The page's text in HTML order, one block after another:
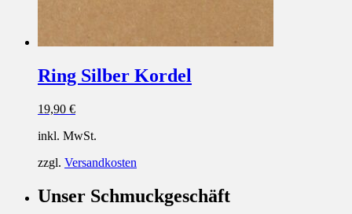
Ring Silber Kordel
19,90 €
inkl. MwSt.
zzgl. Versandkosten
Unser Schmuckgeschäft